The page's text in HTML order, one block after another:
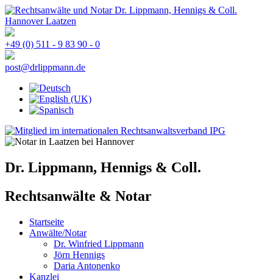
+49 (0) 511 - 9 83 90 - 0
post@drlippmann.de
Dr. Lippmann, Hennigs & Coll.
Rechtsanwälte & Notar
Startseite
Anwälte/Notar
Dr. Winfried Lippmann
Jörn Hennigs
Daria Antonenko
Kanzlei